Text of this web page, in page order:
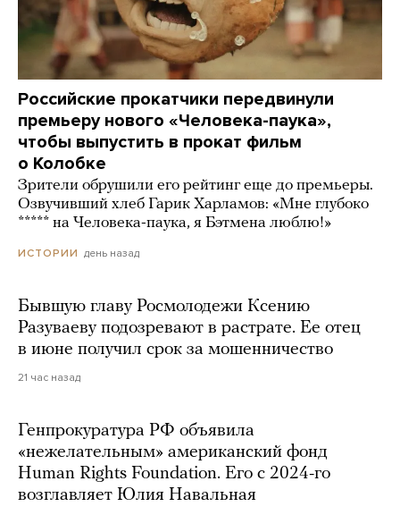
Российские прокатчики передвинули
премьеру нового «Человека-паука»,
чтобы выпустить в прокат фильм
о Колобке
Зрители обрушили его рейтинг еще до премьеры.
Озвучивший хлеб Гарик Харламов: «Мне глубоко
***** на Человека-паука, я Бэтмена люблю!»
ИСТОРИИ день назад
Бывшую главу Росмолодежи Ксению
Разуваеву подозревают в растрате. Ее отец
в июне получил срок за мошенничество
21 час назад
Генпрокуратура РФ объявила
«нежелательным» американский фонд
Human Rights Foundation. Его с 2024-го
возглавляет Юлия Навальная